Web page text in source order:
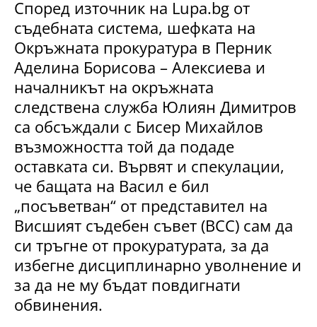
Според източник на Lupa.bg от
съдебната система, шефката на
Окръжната прокуратура в Перник
Аделина Борисова – Алексиева и
началникът на окръжната
следствена служба Юлиян Димитров
са обсъждали с Бисер Михайлов
възможността той да подаде
оставката си. Вървят и спекулации,
че бащата на Васил е бил
„посъветван“ от представител на
Висшият съдебен съвет (ВСС) сам да
си тръгне от прокуратурата, за да
избегне дисциплинарно уволнение и
за да не му бъдат повдигнати
обвинения.